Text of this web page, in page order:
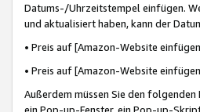
Datums-/Uhrzeitstempel einfügen.
und aktualisiert haben, kann der
• Preis auf [Amazon-Website
• Preis auf [Amazon-Website
Außerdem müssen Sie den
ein Pop-up-Fenster, ein Pop-up-